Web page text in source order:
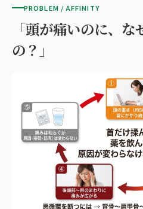
PROBLEM / AFFINITY
「頭が痛いのに、
の？」